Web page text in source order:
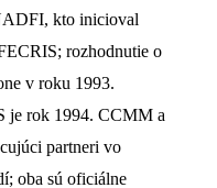
kto inicioval
rozhodnutie o
v roku 1993.
je rok 1994. CCMM a
partneri vo
oba sú oficiálne